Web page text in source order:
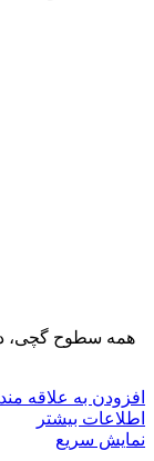
همه سطوح گچى،
افزودن به علاقه
اطلاعات بیشتر
نمایش سریع